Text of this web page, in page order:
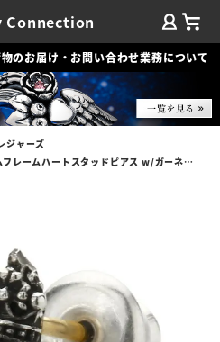
Connection
物のお届け・お問い合わせ業務について
ジャーズ
ームハートスタッドピアス w/ガーネット